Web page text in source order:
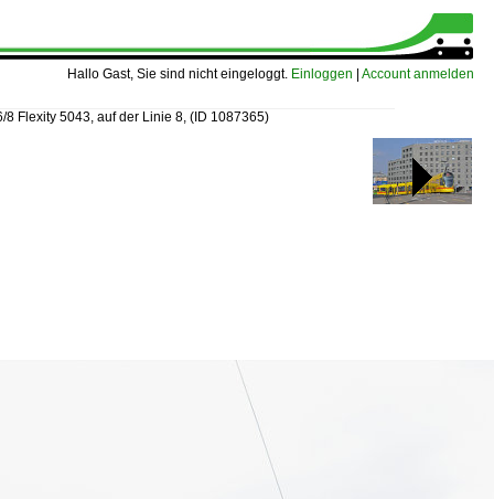
Hallo Gast, Sie sind nicht eingeloggt. Einloggen Account anmelden
8 Flexity 5043, auf der Linie 8, (ID 1087365)